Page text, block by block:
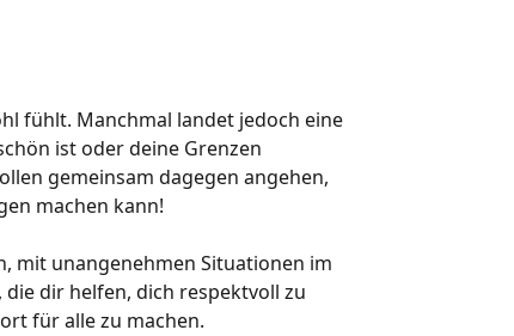
fühlt. Manchmal landet jedoch eine
ist oder deine Grenzen
gemeinsam dagegen angehen,
machen kann!
mit unangenehmen Situationen im
dir helfen, dich respektvoll zu
für alle zu machen.